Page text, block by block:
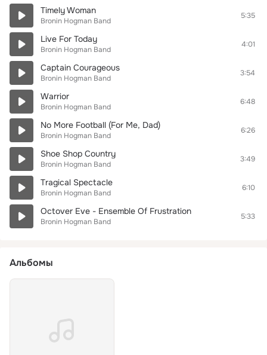
Timely Woman
Bronin Hogman Band
5:35
Live For Today
Bronin Hogman Band
4:01
Captain Courageous
Bronin Hogman Band
3:54
Warrior
Bronin Hogman Band
6:48
No More Football (For Me, Dad)
Bronin Hogman Band
6:26
Shoe Shop Country
Bronin Hogman Band
3:49
Tragical Spectacle
Bronin Hogman Band
6:10
Octover Eve - Ensemble Of Frustration
Bronin Hogman Band
5:33
Альбомы